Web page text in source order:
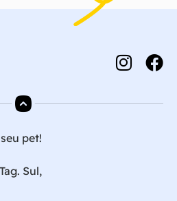
pet!
Sul,